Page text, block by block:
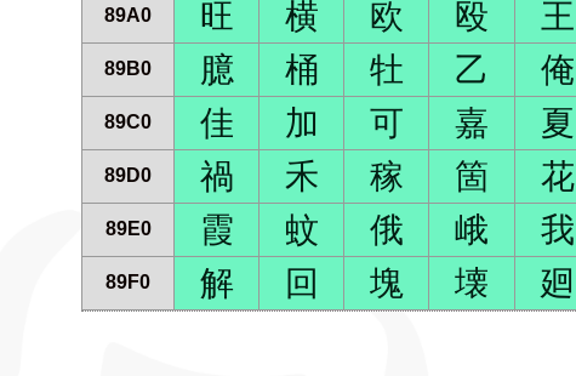
89A0 旺 横 欧 殴 王
89B0 臆 桶 牡 乙 俺
89C0 佳 加 可 嘉 夏
89D0 禍 禾 稼 箇 花
89E0 霞 蚊 俄 峨 我
89F0 解 回 塊 壊 廻